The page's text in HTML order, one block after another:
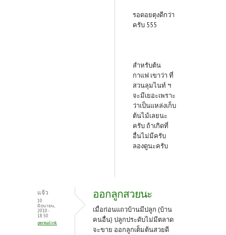
รอดอยตุงดีกว่า
ครับ 555
สำหรับต้น
กาแฟ เขาว่า ที่
สวนลุมไนท์ ฯ
จะมีเยอะเพราะ
ว่าเป็นแหล่งเก็บ
ต้นไม้เลยนะ
ครับ ถ้าเกิดที่
อื่นไม่มีครับ
ลองดูนะครับ
แจ้ว
10
มิถุนายน,
2010 -
18:50
permalink
ออกลูกสวยนะ
เมื่อก่อนแถวบ้านมีปลูก (บ้าน
คนอื่น) ปลูกประดับไม่มีตลาด
จะขาย ออกลูกเต็มต้นสวยดี